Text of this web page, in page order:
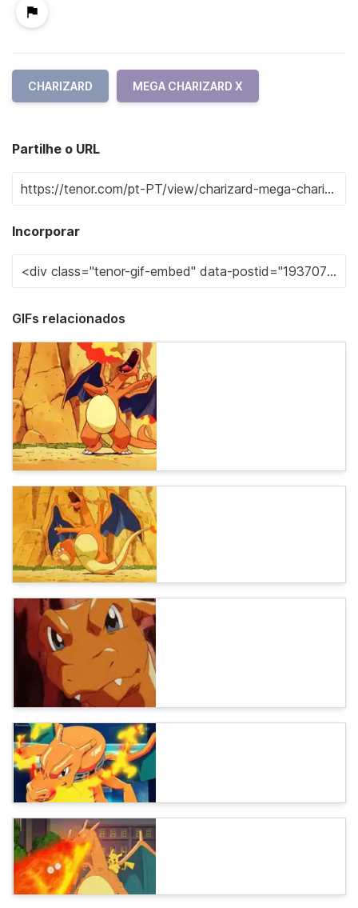
CHARIZARD MEGA CHARIZARD X
Partilhe o URL
Incorporar
GIFs relacionados